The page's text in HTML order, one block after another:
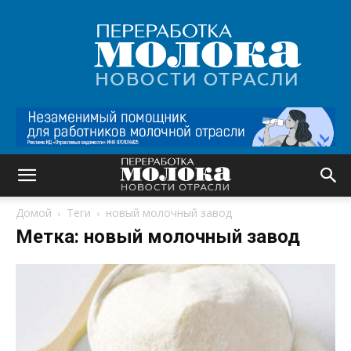
Переработка
молока
|
Новости
Домой Теги новый молочный завод
Метка: новый молочный завод